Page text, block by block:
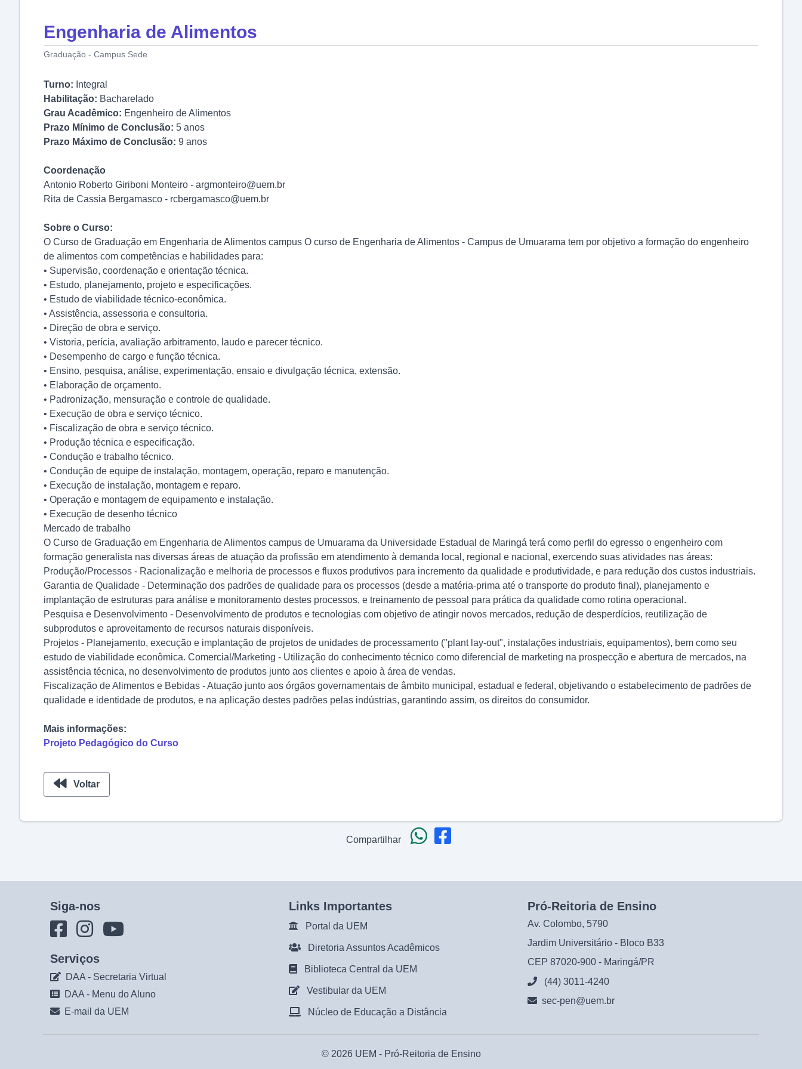
Engenharia de Alimentos
Graduação - Campus Sede
Turno: Integral
Habilitação: Bacharelado
Grau Acadêmico: Engenheiro de Alimentos
Prazo Mínimo de Conclusão: 5 anos
Prazo Máximo de Conclusão: 9 anos
Coordenação
Antonio Roberto Giriboni Monteiro - argmonteiro@uem.br
Rita de Cassia Bergamasco - rcbergamasco@uem.br
Sobre o Curso:
O Curso de Graduação em Engenharia de Alimentos campus O curso de Engenharia de Alimentos - Campus de Umuarama tem por objetivo a formação do engenheiro
de alimentos com competências e habilidades para:
• Supervisão, coordenação e orientação técnica.
• Estudo, planejamento, projeto e especificações.
• Estudo de viabilidade técnico-econômica.
• Assistência, assessoria e consultoria.
• Direção de obra e serviço.
• Vistoria, perícia, avaliação arbitramento, laudo e parecer técnico.
• Desempenho de cargo e função técnica.
• Ensino, pesquisa, análise, experimentação, ensaio e divulgação técnica, extensão.
• Elaboração de orçamento.
• Padronização, mensuração e controle de qualidade.
• Execução de obra e serviço técnico.
• Fiscalização de obra e serviço técnico.
• Produção técnica e especificação.
• Condução e trabalho técnico.
• Condução de equipe de instalação, montagem, operação, reparo e manutenção.
• Execução de instalação, montagem e reparo.
• Operação e montagem de equipamento e instalação.
• Execução de desenho técnico
Mercado de trabalho
O Curso de Graduação em Engenharia de Alimentos campus de Umuarama da Universidade Estadual de Maringá terá como perfil do egresso o engenheiro com
formação generalista nas diversas áreas de atuação da profissão em atendimento à demanda local, regional e nacional, exercendo suas atividades nas áreas:
Produção/Processos - Racionalização e melhoria de processos e fluxos produtivos para incremento da qualidade e produtividade, e para redução dos custos industriais.
Garantia de Qualidade - Determinação dos padrões de qualidade para os processos (desde a matéria-prima até o transporte do produto final), planejamento e
implantação de estruturas para análise e monitoramento destes processos, e treinamento de pessoal para prática da qualidade como rotina operacional.
Pesquisa e Desenvolvimento - Desenvolvimento de produtos e tecnologias com objetivo de atingir novos mercados, redução de desperdícios, reutilização de
subprodutos e aproveitamento de recursos naturais disponíveis.
Projetos - Planejamento, execução e implantação de projetos de unidades de processamento ("plant lay-out", instalações industriais, equipamentos), bem como seu
estudo de viabilidade econômica. Comercial/Marketing - Utilização do conhecimento técnico como diferencial de marketing na prospecção e abertura de mercados, na
assistência técnica, no desenvolvimento de produtos junto aos clientes e apoio à área de vendas.
Fiscalização de Alimentos e Bebidas - Atuação junto aos órgãos governamentais de âmbito municipal, estadual e federal, objetivando o estabelecimento de padrões de
qualidade e identidade de produtos, e na aplicação destes padrões pelas indústrias, garantindo assim, os direitos do consumidor.
Mais informações:
Projeto Pedagógico do Curso
Voltar
Compartilhar
Siga-nos
Serviços
DAA - Secretaria Virtual
DAA - Menu do Aluno
E-mail da UEM
Links Importantes
Portal da UEM
Diretoria Assuntos Acadêmicos
Biblioteca Central da UEM
Vestibular da UEM
Núcleo de Educação a Distância
Pró-Reitoria de Ensino
Av. Colombo, 5790
Jardim Universitário - Bloco B33
CEP 87020-900 - Maringá/PR
(44) 3011-4240
sec-pen@uem.br
© 2026 UEM - Pró-Reitoria de Ensino